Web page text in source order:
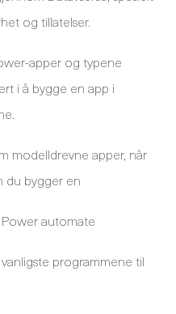
og tillatelser.
apper og typene
i å bygge en app i
modelldrevne apper, når
du bygger en
automate
programmene til